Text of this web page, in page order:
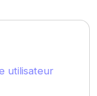
utilisateur